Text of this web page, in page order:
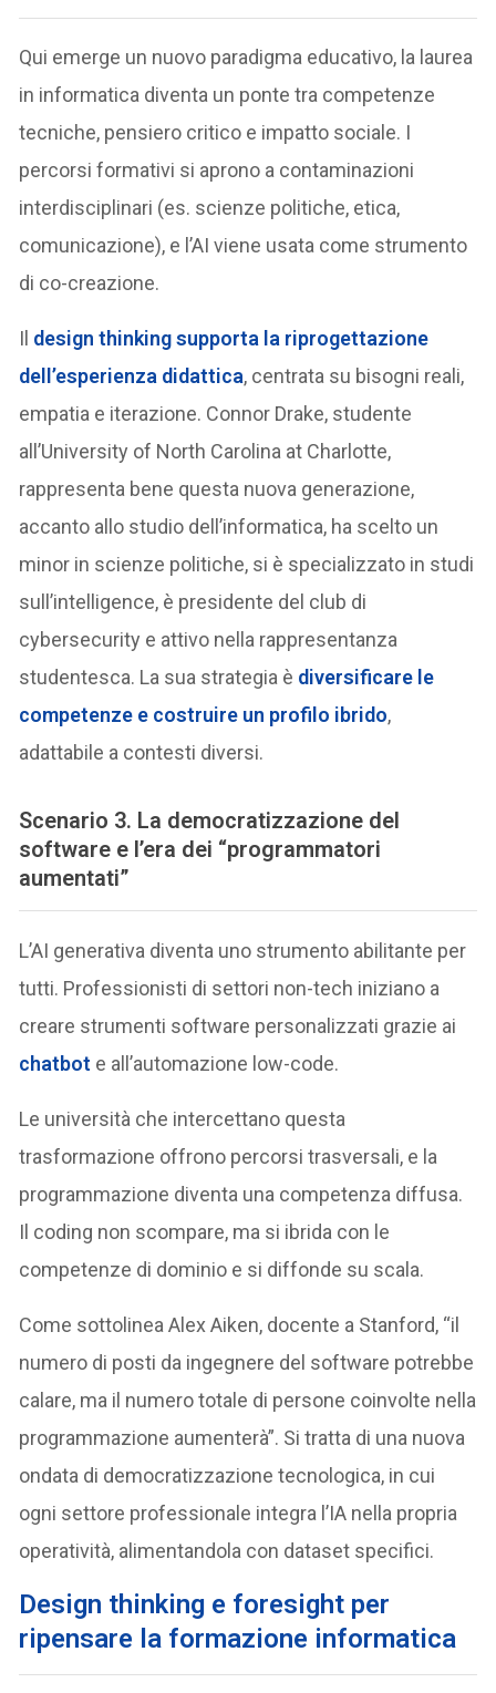
Qui emerge un nuovo paradigma educativo, la laurea
in informatica diventa un ponte tra competenze
tecniche, pensiero critico e impatto sociale. I
percorsi formativi si aprono a contaminazioni
interdisciplinari (es. scienze politiche, etica,
comunicazione), e l’AI viene usata come strumento
di co-creazione.
Il design thinking supporta la riprogettazione
dell’esperienza didattica, centrata su bisogni reali,
empatia e iterazione. Connor Drake, studente
all’University of North Carolina at Charlotte,
rappresenta bene questa nuova generazione,
accanto allo studio dell’informatica, ha scelto un
minor in scienze politiche, si è specializzato in studi
sull’intelligence, è presidente del club di
cybersecurity e attivo nella rappresentanza
studentesca. La sua strategia è diversificare le
competenze e costruire un profilo ibrido,
adattabile a contesti diversi.
Scenario 3. La democratizzazione del
software e l’era dei “programmatori
aumentati”
L’AI generativa diventa uno strumento abilitante per
tutti. Professionisti di settori non-tech iniziano a
creare strumenti software personalizzati grazie ai
chatbot e all’automazione low-code.
Le università che intercettano questa
trasformazione offrono percorsi trasversali, e la
programmazione diventa una competenza diffusa.
Il coding non scompare, ma si ibrida con le
competenze di dominio e si diffonde su scala.
Come sottolinea Alex Aiken, docente a Stanford, “il
numero di posti da ingegnere del software potrebbe
calare, ma il numero totale di persone coinvolte nella
programmazione aumenterà”. Si tratta di una nuova
ondata di democratizzazione tecnologica, in cui
ogni settore professionale integra l’IA nella propria
operatività, alimentandola con dataset specifici.
Design thinking e foresight per
ripensare la formazione informatica